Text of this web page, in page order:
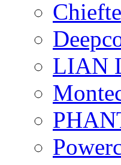
LIAN